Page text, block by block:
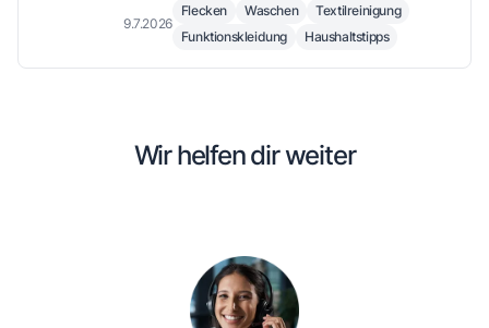
Textilsprays richtig behandelst und worauf Du
beim Waschen und Trocknen achten solltest.
9.7.2026
Flecken Waschen
Textilreinigung
Funktionskleidung
Haushaltstipps
Wir helfen dir weiter